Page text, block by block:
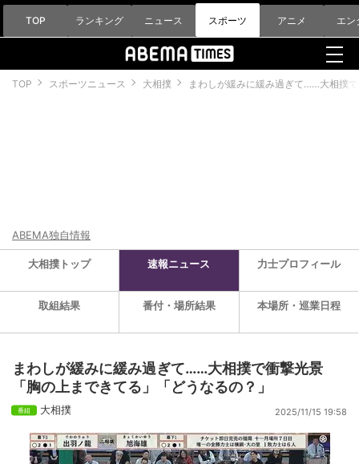
TOP ランキング ニュース スポーツ アニメ エン
TOP スポーツニュース 大相撲 まわしが緩みに緩み過ぎて……大相撲
ABEMA独自情報
大相撲トップ 速報ニュース 力士プロフィール
取組結果 番付・場所結果 本場所・巡業日程
まわしが緩みに緩み過ぎて……大相撲で衝撃光景
「胸の上まできてる」「どうなるの？」
大相撲 2025/11/15 19:58